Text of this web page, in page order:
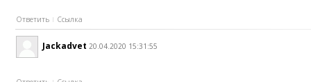
Ответить Ссылка
Jackadvet 20.04.2020 15:31:55